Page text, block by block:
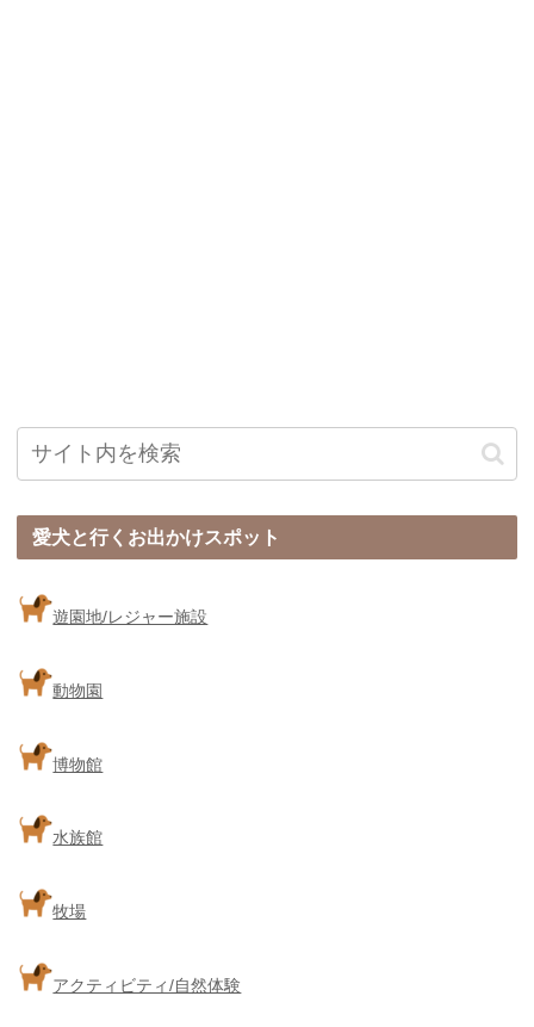
愛犬と行くお出かけスポット
遊園地/レジャー施設
動物園
博物館
水族館
牧場
アクティビティ/自然体験